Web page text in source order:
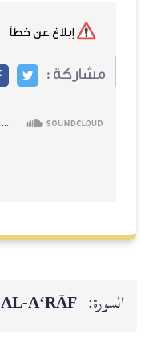
مشاركة :
السورة: AL‑A‘RĀF